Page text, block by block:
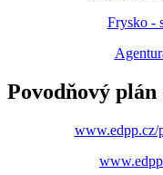
Frysko -
Povodňový plán
www.edpp.cz/